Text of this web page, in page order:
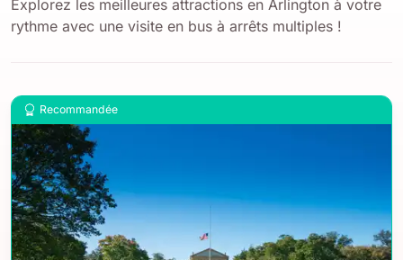
Explorez les meilleures attractions en Arlington à votre
rythme avec une visite en bus à arrêts multiples !
Recommandée